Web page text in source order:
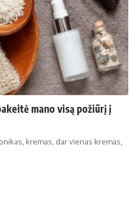
mano visą požiūrį į
kremas, dar vienas kremas,